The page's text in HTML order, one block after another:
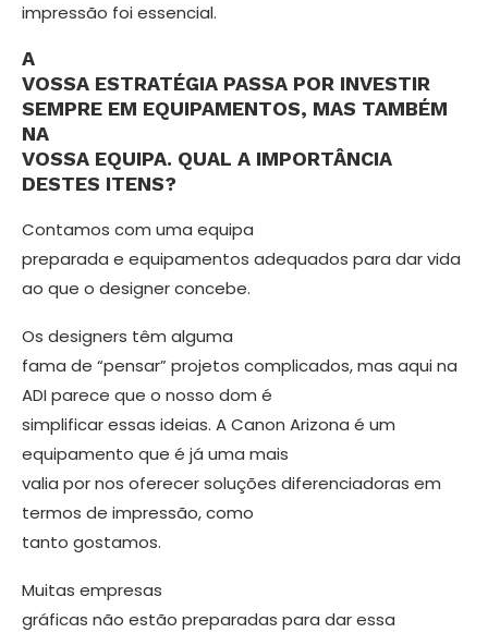
impressão foi essencial.
A
VOSSA ESTRATÉGIA PASSA POR INVESTIR
SEMPRE EM EQUIPAMEN­TOS, MAS TAMBÉM
NA
VOSSA EQUI­PA. QUAL A IMPORTÂNCIA
DESTES ITENS?
Contamos com uma equipa
preparada e equipamentos adequados para dar vida
ao que o designer concebe.
Os designers têm alguma
fama de “pensar” projetos complicados, mas aqui na
ADI parece que o nosso dom é
simplificar essas ideias. A Canon Ari­zona é um
equipamento que é já uma mais
valia por nos oferecer soluções di­ferenciadoras em
termos de impressão, como
tanto gostamos.
Muitas empresas
gráficas não estão preparadas para dar essa